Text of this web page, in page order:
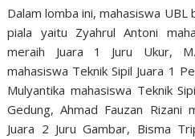
Dalam lomba ini, mahasiswa
piala yaitu Zyahrul Antoni
meraih Juara 1 Juru Ukur,
mahasiswa Teknik Sipil Juara 1
Mulyantika mahasiswa Teknik
Gedung, Ahmad Fauzan Rizani
Juara 2 Juru Gambar, Bisma